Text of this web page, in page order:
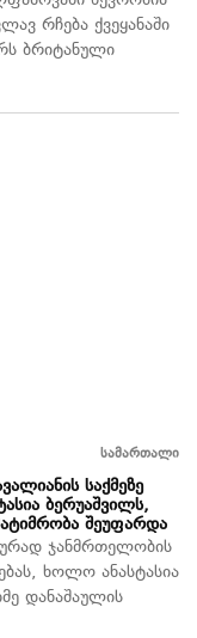
რჩება ქვეყანაში
ბრიტანული
სამართალი
საქმეზე
ბერუაშვილს,
შეუფარდა
ჯანმრთელობის
ხოლო ანასტასია
დანაშაულის